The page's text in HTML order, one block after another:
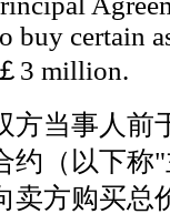
buy certain
3 million.
方当事人前
约（以下称
卖方购买总